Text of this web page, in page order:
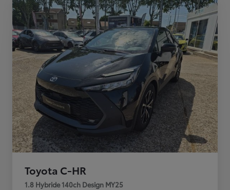
Toyota C-HR
1.8 Hybride 140ch Design MY25